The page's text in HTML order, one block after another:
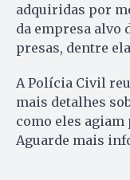
adquiridas por
da empresa alvo
presas, dentre
A Polícia Civil
mais detalhes
como eles agiam
Aguarde mais